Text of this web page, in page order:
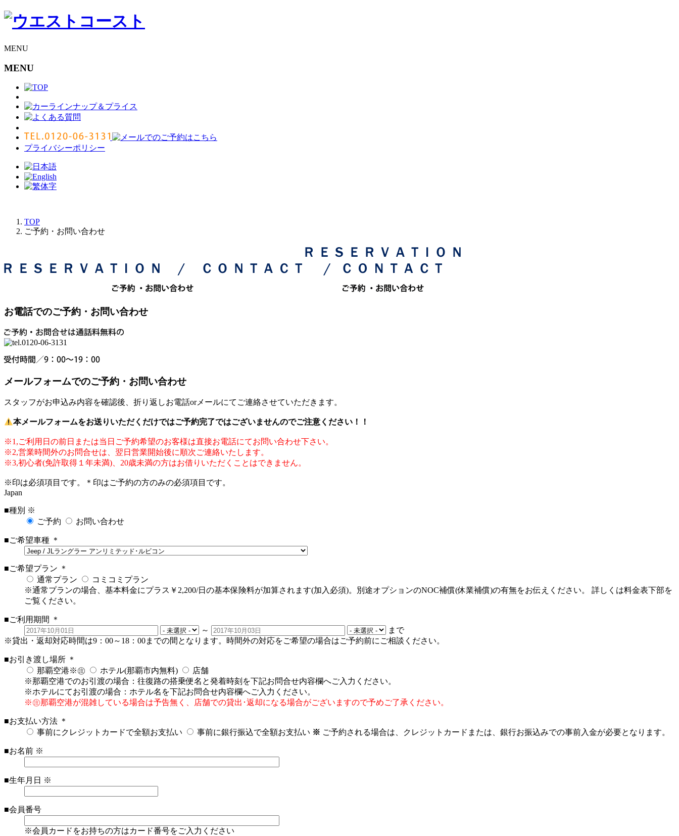
Skip
MENU
MENU
プライバシーポリシー
TOP
ご予約・お問い合わせ
お電話でのご予約・お問い合わせ
メールフォームでのご予約・お問い合わせ
スタッフがお申込み内容を確認後、折り返しお電話orメールにてご連絡させていただきます。
本メールフォームをお送りいただくだけではご予約完了ではございませんのでご注意ください！！
※1,ご利用日の前日または当日ご予約希望のお客様は直接お電話にてお問い合わせ下さい。
※2,営業時間外のお問合せは、翌日営業開始後に順次ご連絡いたします。
※3,初心者(免許取得１年未満)、20歳未満の方はお借りいただくことはできません。
※印は必須項目です。 ＊ 印はご予約の方のみの必須項目です。
Japan
■種別 ※
ご予約
お問い合わせ
■ご希望車種 ＊
■ご希望プラン ＊
通常プラン
コミコミプラン
※通常プランの場合、基本料金にプラス￥2,200/日の基本保険料が加算されます(加入必須)。別途オプションのNOC補償(休業補償)の有無をお伝えください。 詳しくは料金表下部を
ご覧ください。
■ご利用期間
＊
～
まで
※貸出・返却対応時間は9：00～18：00までの間となります。時間外の対応をご希望の場合はご予約前にご相談ください。
■お引き渡し場所 ＊
那覇空港※㊟
ホテル(那覇市内無料)
店舗
※那覇空港でのお引渡の場合：往復路の搭乗便名と発着時刻を下記お問合せ内容欄へご入力ください。
※ホテルにてお引渡の場合：ホテル名を下記お問合せ内容欄へご入力ください。
※㊟那覇空港が混雑している場合は予告無く、店舗での貸出･返却になる場合がございますので予めご了承ください。
■お支払い方法 ＊
事前にクレジットカードで全額お支払い
事前に銀行振込で全額お支払い ※ ご予約される場合は、クレジットカードまたは、銀行お振込みでの事前入金が必要となります。
■お名前 ※
■生年月日 ※
■会員番号
※会員カードをお持ちの方はカード番号をご入力ください